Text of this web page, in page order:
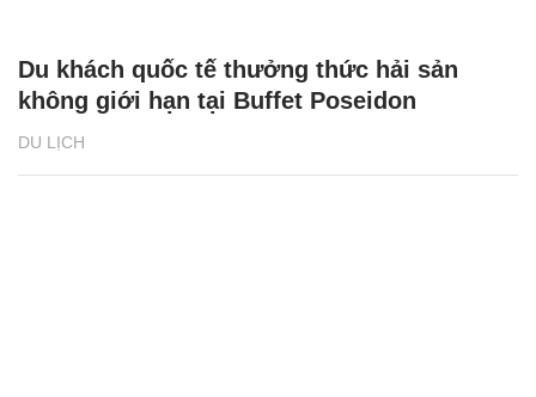
DU LỊCH
Du khách quốc tế thưởng thức hải sản
không giới hạn tại Buffet Poseidon